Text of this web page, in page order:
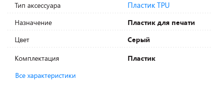
Тип аксессуара Пластик TPU
Назначение
Пластик для печати
Цвет
Серый
Комплектация
Пластик
Все характеристики